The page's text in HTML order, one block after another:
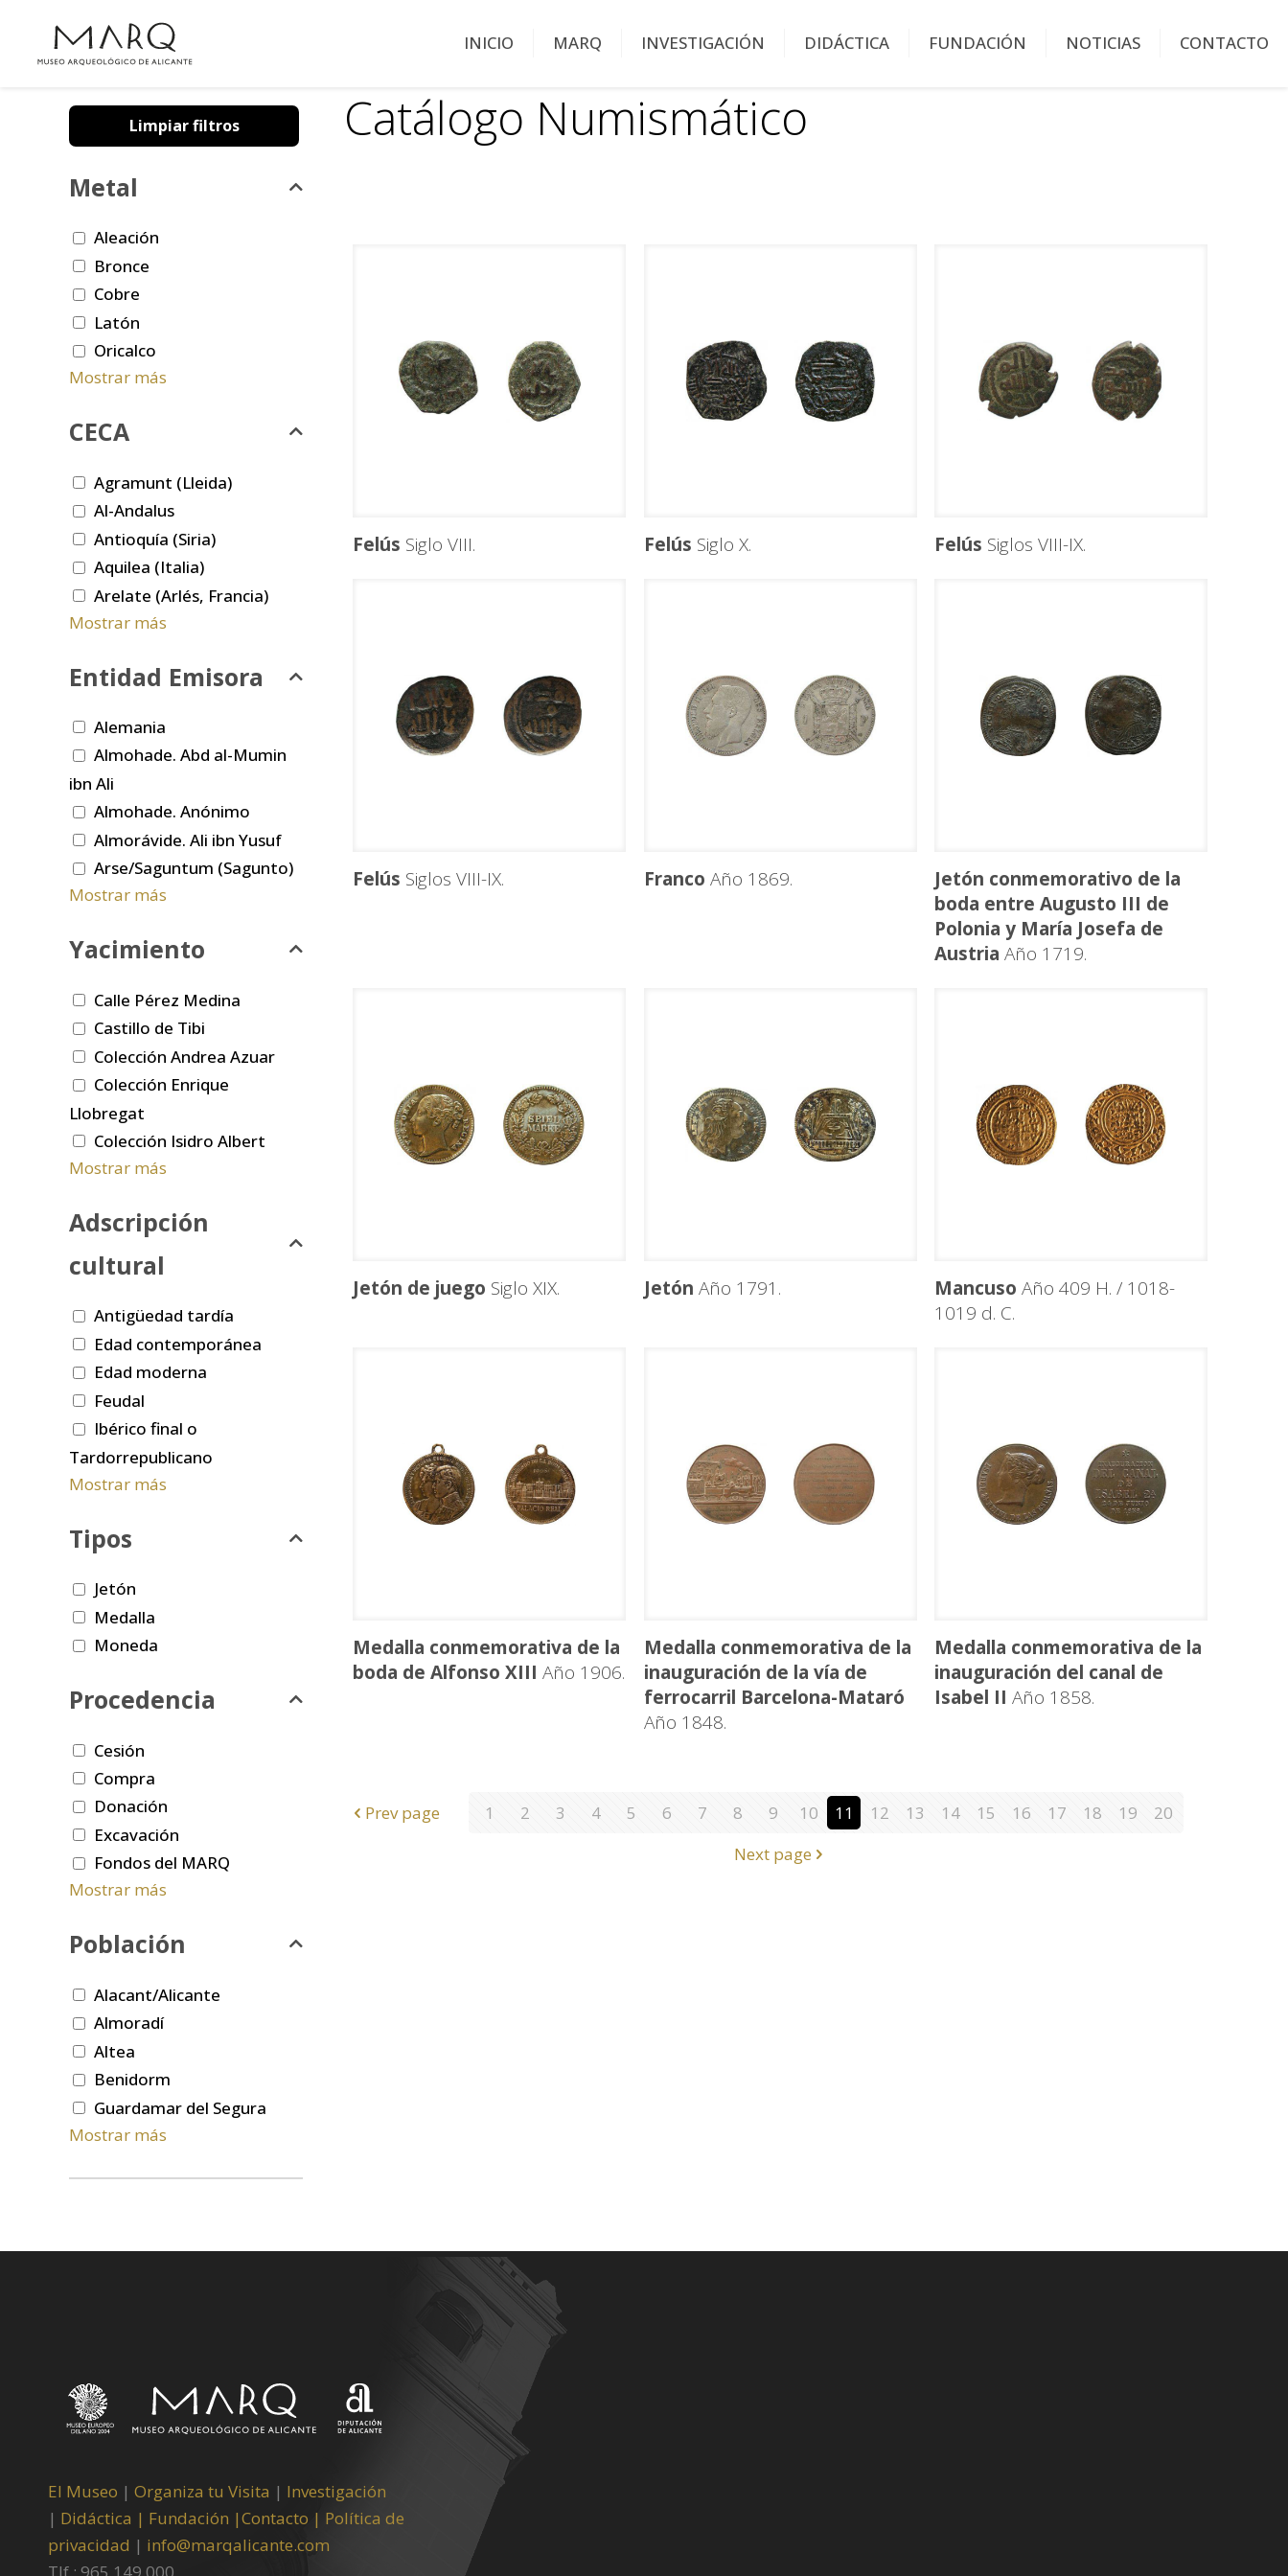
INICIO MARQ INVESTIGACIÓN DIDÁCTICA FUNDACIÓN NOTICIAS CONTACTO
Catálogo Numismático
Felús Siglo VIII. Felús Siglo X. Felús Siglos VIII-IX.
Felús Siglos VIII-IX. Franco Año 1869.
Jetón conmemorativo de la
boda entre Augusto III de
Polonia y María Josefa de
Austria Año 1719.
Jetón de juego Siglo XIX. Jetón Año 1791. Mancuso Año 409 H. / 1018-
1019 d. C.
Medalla conmemorativa de la
boda de Alfonso XIII Año 1906.
Medalla conmemorativa de la
inauguración de la vía de
ferrocarril Barcelona-Mataró
Año 1848.
Medalla conmemorativa de la
inauguración del canal de
Isabel II Año 1858.
Prev page 1 2 3 4 5 6 7 8 9 10 11 12 13 14 15 16 17 18 19
20
Next page
Limpiar filtros
Metal
Aleación
Bronce
Cobre
Latón
Oricalco
Mostrar más
CECA
Agramunt (Lleida)
Al-Andalus
Antioquía (Siria)
Aquilea (Italia)
Arelate (Arlés, Francia)
Mostrar más
Entidad Emisora
Alemania
Almohade. Abd al-Mumin
ibn Ali
Almohade. Anónimo
Almorávide. Ali ibn Yusuf
Arse/Saguntum (Sagunto)
Mostrar más
Yacimiento
Calle Pérez Medina
Castillo de Tibi
Colección Andrea Azuar
Colección Enrique
Llobregat
Colección Isidro Albert
Mostrar más
Adscripción
cultural
Antigüedad tardía
Edad contemporánea
Edad moderna
Feudal
Ibérico final o
Tardorrepublicano
Mostrar más
Tipos
Jetón
Medalla
Moneda
Procedencia
Cesión
Compra
Donación
Excavación
Fondos del MARQ
Mostrar más
Población
Alacant/Alicante
Almoradí
Altea
Benidorm
Guardamar del Segura
Mostrar más
El Museo | Organiza tu Visita | Investigación
| Didáctica | Fundación |Contacto | Política de
privacidad | info@marqalicante.com
Tlf.: 965 149 000